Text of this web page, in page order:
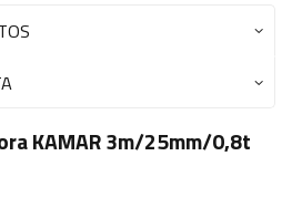
KAMAR 3m/25mm/0,8t